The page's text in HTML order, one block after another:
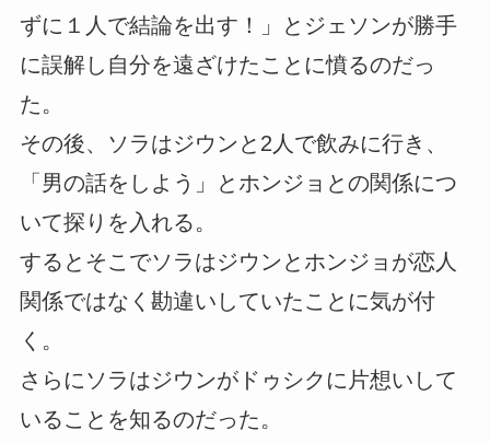
ずに１人で結論を出す！」とジェソンが勝手
に誤解し自分を遠ざけたことに憤るのだっ
た。
その後、ソラはジウンと2人で飲みに行き、
「男の話をしよう」とホンジョとの関係につ
いて探りを入れる。
するとそこでソラはジウンとホンジョが恋人
関係ではなく勘違いしていたことに気が付
く。
さらにソラはジウンがドゥシクに片想いして
いることを知るのだった。